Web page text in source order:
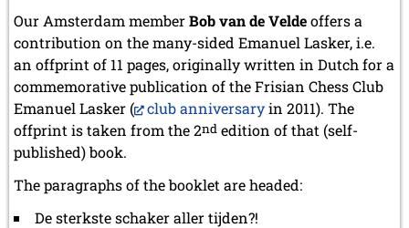
Our Amsterdam memberBob van de Veldeoffers a
contribution on the many-sided Emanuel Lasker, i.e.
an offprint of 11 pages, originally written in Dutch for a
commemorative publication of the Frisian Chess Club
Emanuel Lasker (
club anniversaryin 2011). The
offprint is taken from the 2nd edition of that (self-
published) book.
The paragraphs of the booklet are headed:
De sterkste schaker aller tijden?!